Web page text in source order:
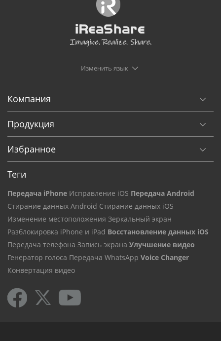
Изменить язык
Компания
Продукция
Избранное
Теги
Передача iPhone Исправление iOS Передача Android
Стирание данных Android Стирание данных iOS
Изменение местоположения Зеркальный экран
Разблокировка iPhone и iPad Восстановление данных iOS
Передача телефона Запись экрана Улучшение видео
Генератор голоса Передача WhatsApp Voice Changer
Конвертация видео